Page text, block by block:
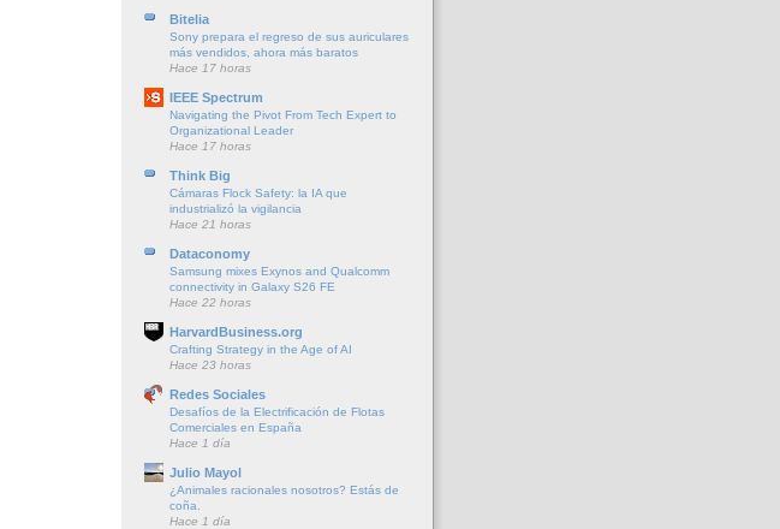
Bitelia
Sony prepara el regreso de sus auriculares
más vendidos, ahora más baratos
Hace 17 horas
IEEE Spectrum
Navigating the Pivot From Tech Expert to
Organizational Leader
Hace 17 horas
Think Big
Cámaras Flock Safety: la IA que
industrializó la vigilancia
Hace 21 horas
Dataconomy
Samsung mixes Exynos and Qualcomm
connectivity in Galaxy S26 FE
Hace 22 horas
HarvardBusiness.org
Crafting Strategy in the Age of AI
Hace 23 horas
Redes Sociales
Desafíos de la Electrificación de Flotas
Comerciales en España
Hace 1 día
Julio Mayol
¿Animales racionales nosotros? Estás de
coña.
Hace 1 día